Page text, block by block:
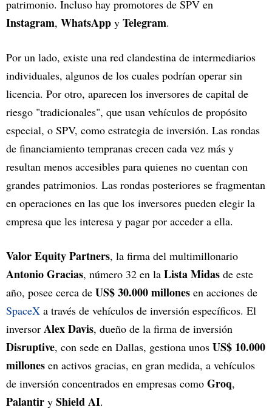
patrimonio. Incluso hay promotores de SPV en
Instagram, WhatsApp y Telegram.
Por un lado, existe una red clandestina de intermediarios
individuales, algunos de los cuales podrían operar sin
licencia. Por otro, aparecen los inversores de capital de
riesgo "tradicionales", que usan vehículos de propósito
especial, o SPV, como estrategia de inversión. Las rondas
de financiamiento tempranas crecen cada vez más y
resultan menos accesibles para quienes no cuentan con
grandes patrimonios. Las rondas posteriores se fragmentan
en operaciones en las que los inversores pueden elegir la
empresa que les interesa y pagar por acceder a ella.
Valor Equity Partners, la firma del multimillonario
Antonio Gracias, número 32 en la Lista Midas de este
año, posee cerca de US$ 30.000 millones en acciones de
SpaceX a través de vehículos de inversión específicos. El
inversor Alex Davis, dueño de la firma de inversión
Disruptive, con sede en Dallas, gestiona unos US$ 10.000
millones en activos gracias, en gran medida, a vehículos
de inversión concentrados en empresas como Groq,
Palantir y Shield AI.